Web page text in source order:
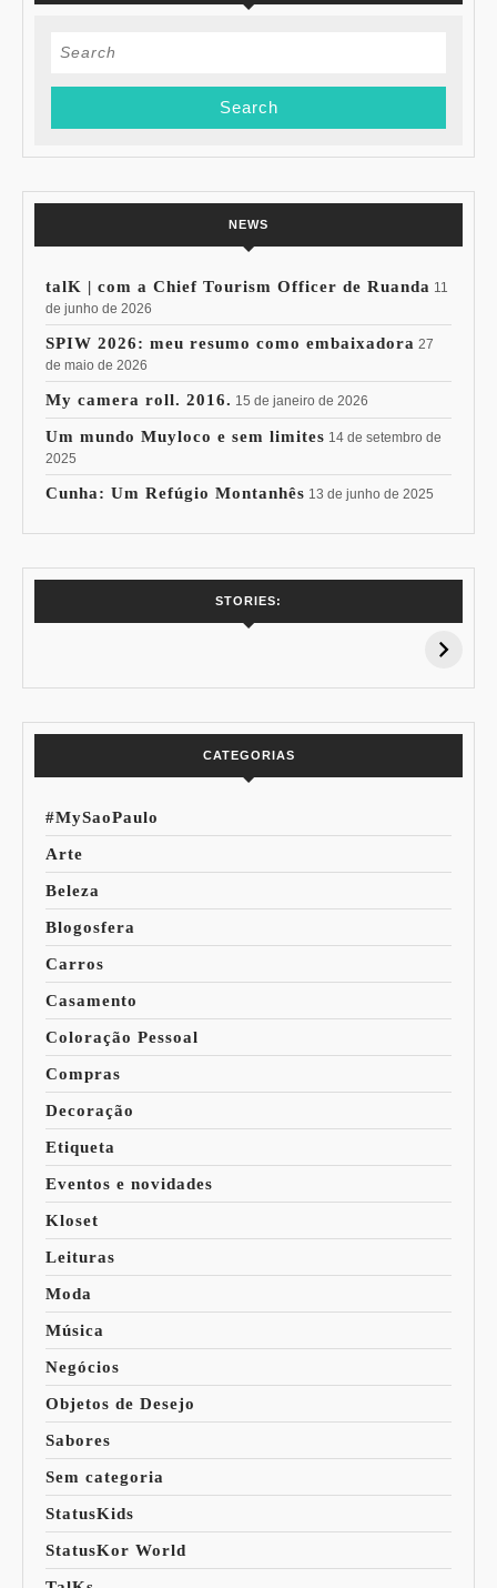
Search
NEWS
talK | com a Chief Tourism Officer de Ruanda 11
de junho de 2026
SPIW 2026: meu resumo como embaixadora 27
de maio de 2026
My camera roll. 2016. 15 de janeiro de 2026
Um mundo Muyloco e sem limites 14 de setembro de
2025
Cunha: Um Refúgio Montanhês 13 de junho de 2025
STORIES:
15% de
Pessoal: Os
CATEGORIAS
#MySaoPaulo
Arte
Beleza
Blogosfera
Carros
Casamento
Coloração Pessoal
Compras
Decoração
Etiqueta
Eventos e novidades
Kloset
Leituras
Moda
Música
Negócios
Objetos de Desejo
Sabores
Sem categoria
StatusKids
StatusKor World